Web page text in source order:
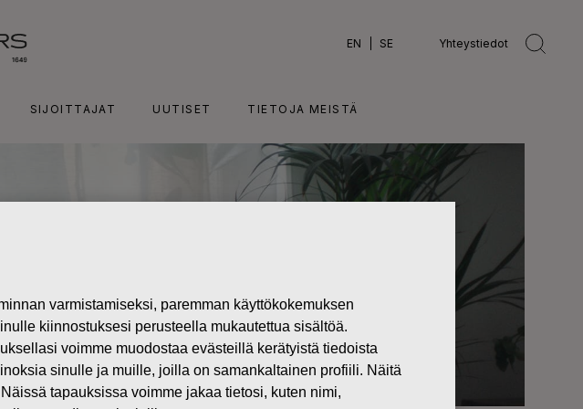
EN SE Yhteystiedot
SIJOITTAJAT UUTISET TIETOJA MEISTÄ
varmistamiseksi, paremman käyttökokemuksen
kiinnostuksesi perusteella mukautettua sisältöä.
voimme muodostaa evästeillä kerätyistä tiedoista
sinulle ja muille, joilla on samankaltainen profiili. Näitä
tapauksissa voimme jakaa tietosi, kuten nimi,